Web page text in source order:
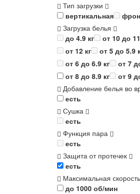
Тип загрузки
вертикальная
Загрузка белья
до 4.9 кг
от 10 до
от 12 кг
от 5 до 5.9
от 6 до 6.9 кг
от 7
от 8 до 8.9 кг
от 9
Добавление белья во
есть
Сушка
есть
Функция пара
есть
Защита от протечек
есть
Максимальная
до 1000 об/мин